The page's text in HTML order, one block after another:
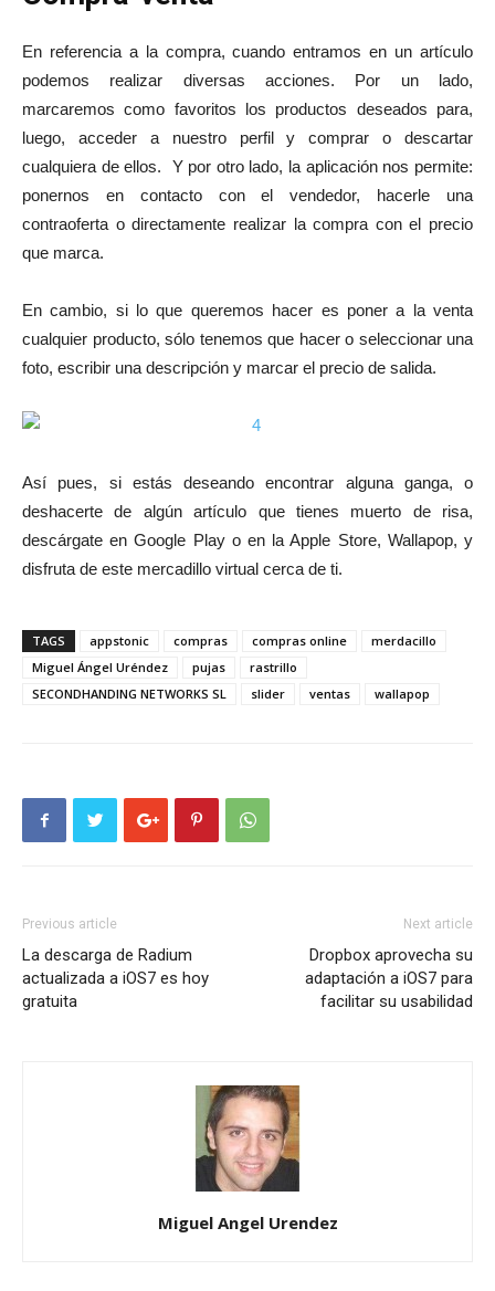
En referencia a la compra, cuando entramos en un artículo
podemos realizar diversas acciones. Por un lado,
marcaremos como favoritos los productos deseados para,
luego, acceder a nuestro perfil y comprar o descartar
cualquiera de ellos. Y por otro lado, la aplicación nos permite:
ponernos en contacto con el vendedor, hacerle una
contraoferta o directamente realizar la compra con el precio
que marca.
En cambio, si lo que queremos hacer es poner a la venta
cualquier producto, sólo tenemos que hacer o seleccionar una
foto, escribir una descripción y marcar el precio de salida.
Así pues, si estás deseando encontrar alguna ganga, o
deshacerte de algún artículo que tienes muerto de risa,
descárgate en Google Play o en la Apple Store, Wallapop, y
disfruta de este mercadillo virtual cerca de ti.
TAGS appstonic compras compras online
merdacillo
Miguel Ángel Uréndez
pujas
rastrillo
SECONDHANDING NETWORKS SL
slider ventas wallapop
Previous article
La descarga de Radium
actualizada a iOS7 es hoy
gratuita
Next article
Dropbox aprovecha su
adaptación a iOS7 para
facilitar su usabilidad
Miguel Angel Urendez